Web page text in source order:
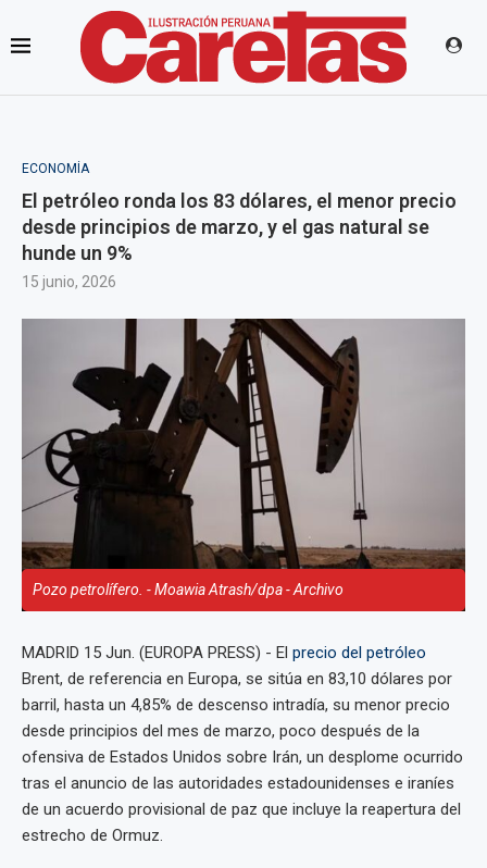
ECONOMÍA
El petróleo ronda los 83 dólares, el menor precio
desde principios de marzo, y el gas natural se
hunde un 9%
15 junio, 2026
Pozo petrolífero. - Moawia Atrash/dpa - Archivo
MADRID 15 Jun. (EUROPA PRESS) - El precio del petróleo
Brent, de referencia en Europa, se sitúa en 83,10 dólares por
barril, hasta un 4,85% de descenso intradía, su menor precio
desde principios del mes de marzo, poco después de la
ofensiva de Estados Unidos sobre Irán, un desplome ocurrido
tras el anuncio de las autoridades estadounidenses e iraníes
de un acuerdo provisional de paz que incluye la reapertura del
estrecho de Ormuz.